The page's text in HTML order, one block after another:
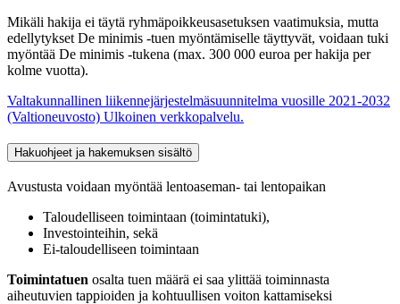
Mikäli hakija ei täytä ryhmäpoikkeusasetuksen vaatimuksia, mutta
edellytykset De minimis -tuen myöntämiselle täyttyvät, voidaan tuki
myöntää De minimis -tukena (max. 300 000 euroa per hakija per
kolme vuotta).
Valtakunnallinen liikennejärjestelmäsuunnitelma vuosille 2021-2032
(Valtioneuvosto) Ulkoinen verkkopalvelu.
Hakuohjeet ja hakemuksen sisältö
Avustusta voidaan myöntää lentoaseman- tai lentopaikan
Taloudelliseen toimintaan (toimintatuki),
Investointeihin, sekä
Ei-taloudelliseen toimintaan
Toimintatuen osalta tuen määrä ei saa ylittää toiminnasta
aiheutuvien tappioiden ja kohtuullisen voiton kattamiseksi